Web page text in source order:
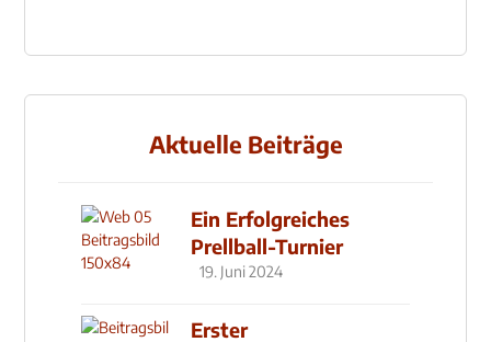
Aktuelle Beiträge
Ein Erfolgreiches
Prellball-Turnier
19. Juni 2024
Erster